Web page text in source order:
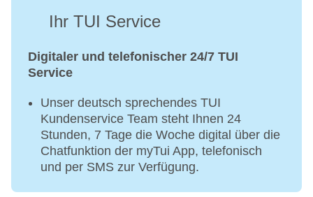
Ihr TUI Service
Digitaler und telefonischer 24/7 TUI
Service
Unser deutsch sprechendes TUI
Kundenservice Team steht Ihnen 24
Stunden, 7 Tage die Woche digital über die
Chatfunktion der myTui App, telefonisch
und per SMS zur Verfügung.